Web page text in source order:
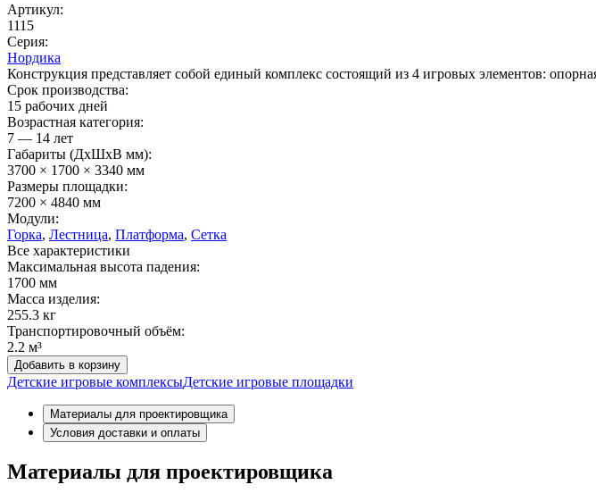
Артикул:
1115
Серия:
Нордика
Конструкция представляет собой единый комплекс состоящий из 4 игровых элементов:
Срок производства:
15 рабочих дней
Возрастная категория:
7 — 14 лет
Габариты (ДхШxВ мм):
3700 × 1700 × 3340 мм
Размеры площадки:
7200 × 4840 мм
Модули:
Горка, Лестница, Платформа, Сетка
Все характеристики
Максимальная высота падения:
1700 мм
Масса изделия:
255.3 кг
Транспортировочный объём:
2.2 м³
Добавить в корзину
Детские игровые комплексыДетские игровые площадки
Материалы для проектировщика
Условия доставки и оплаты
Материалы для проектировщика